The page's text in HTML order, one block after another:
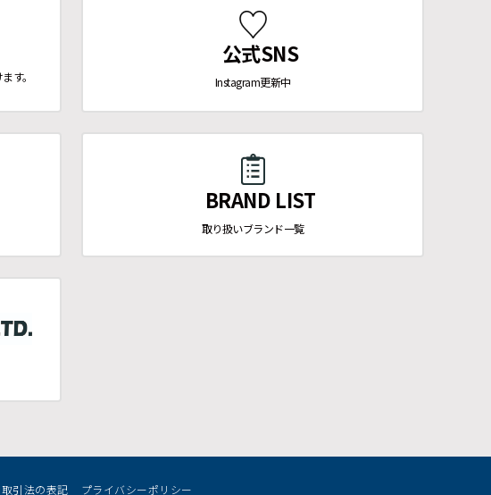
す。
公式SNS
Instagram更新中
BRAND LIST
取り扱いブランド一覧
引法の表記 プライバシーポリシー